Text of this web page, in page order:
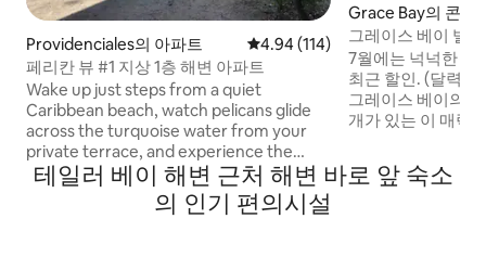
Providenciales의 아파트 평점 4.94점(5점 만점), 후기 114
4.94 (114)
페리칸 뷰 #1 지상 1층 해변 아파트
Wake up just steps from a quiet
Caribbean beach, watch pelicans glide
across the turquoise water from your
private terrace, and experience the
authentic side of Providenciales—
peaceful, unspoiled, and just minutes
from Grace Bay. Pelican View offers
Grace Bay의 콘도
그레이스 베이 빌
치
7월에는 넉넉한 예
최근 할인. (달력
그레이스 베이의
개가 있는 이 매력
바로 앞에 위치한
바다에서 수영장/
테일러 베이 해변 근처 해변 바로 앞 숙소
의 인기 편의시설